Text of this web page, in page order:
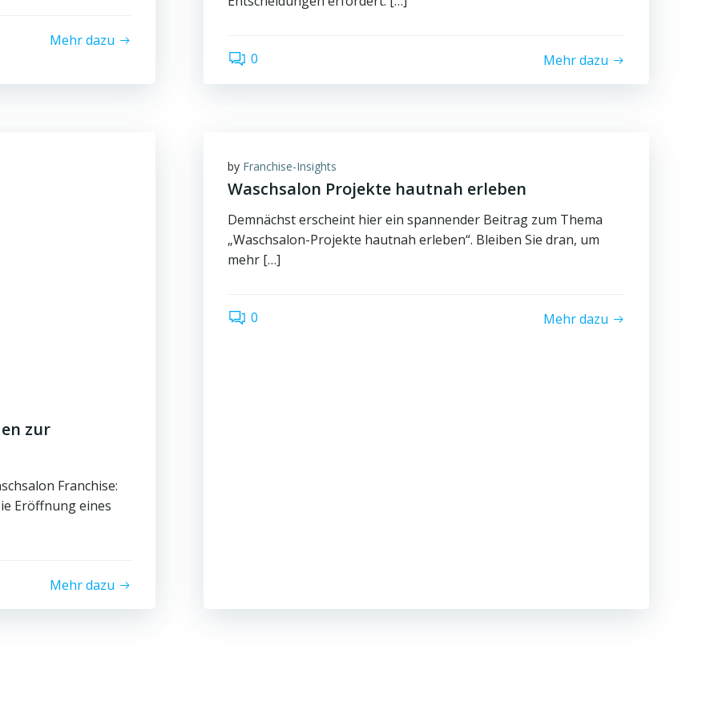
Mehr dazu
0 Mehr dazu
zur
Franchise:
Eröffnung eines
Mehr dazu
by Franchise-Insights
Waschsalon Projekte hautnah erleben
Demnächst erscheint hier ein spannender Beitrag zum Thema
„Waschsalon-Projekte hautnah erleben“. Bleiben Sie dran, um
mehr […]
0 Mehr dazu